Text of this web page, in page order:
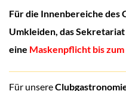
Für die Innenbereiche des
Umkleiden, das
eine Maskenpflicht bis zum
Für unsere